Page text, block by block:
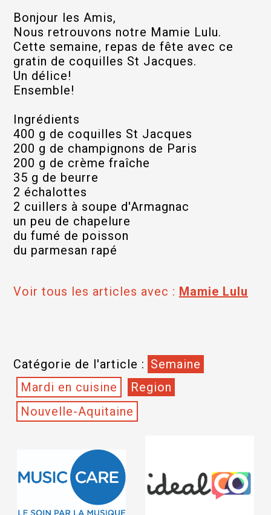
Bonjour les Amis,
Nous retrouvons notre Mamie Lulu.
Cette semaine, repas de fête avec ce
gratin de coquilles St Jacques.
Un délice!
Ensemble!
Ingrédients
400 g de coquilles St Jacques
200 g de champignons de Paris
200 g de crème fraîche
35 g de beurre
2 échalottes
2 cuillers à soupe d'Armagnac
un peu de chapelure
du fumé de poisson
du parmesan rapé
Voir tous les articles avec : Mamie Lulu
Catégorie de l'article : Semaine
Mardi en cuisine
Region
Nouvelle-Aquitaine